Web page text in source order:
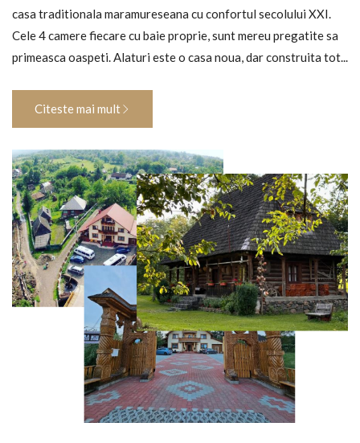
casa traditionala maramureseana cu confortul secolului XXI.
Cele 4 camere fiecare cu baie proprie, sunt mereu pregatite sa
primeasca oaspeti. Alaturi este o casa noua, dar construita tot...
Citeste mai mult